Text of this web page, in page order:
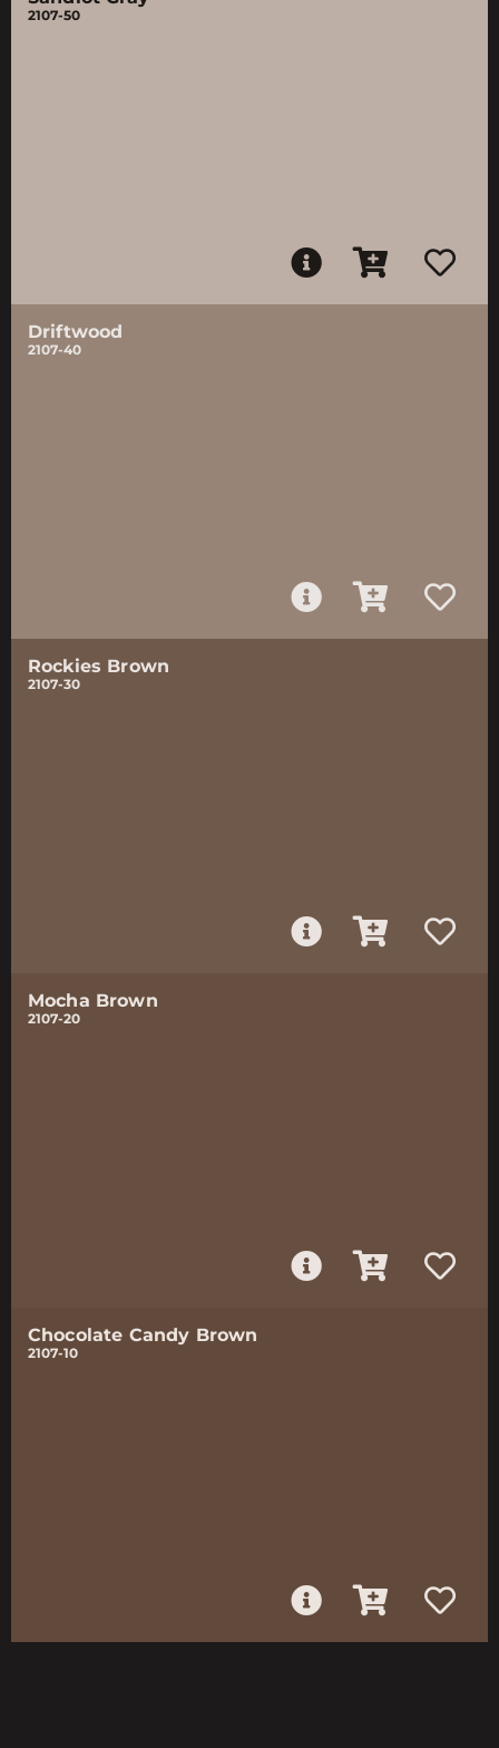
2107-50
Driftwood
2107-40
Rockies Brown
2107-30
Mocha Brown
2107-20
Chocolate Candy Brown
2107-10